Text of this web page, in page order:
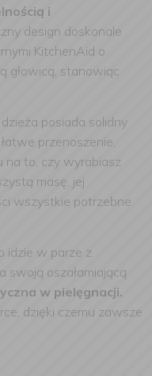
i
design doskonale
KitchenAid o
głowicą, stanowiąc
posiada solidny
przenoszenie,
na to, czy wyrabiasz
masę, jej
wszystkie potrzebne
idzie w parze z
swoją oszałamiającą
w pielęgnacji.
dzięki czemu zawsze